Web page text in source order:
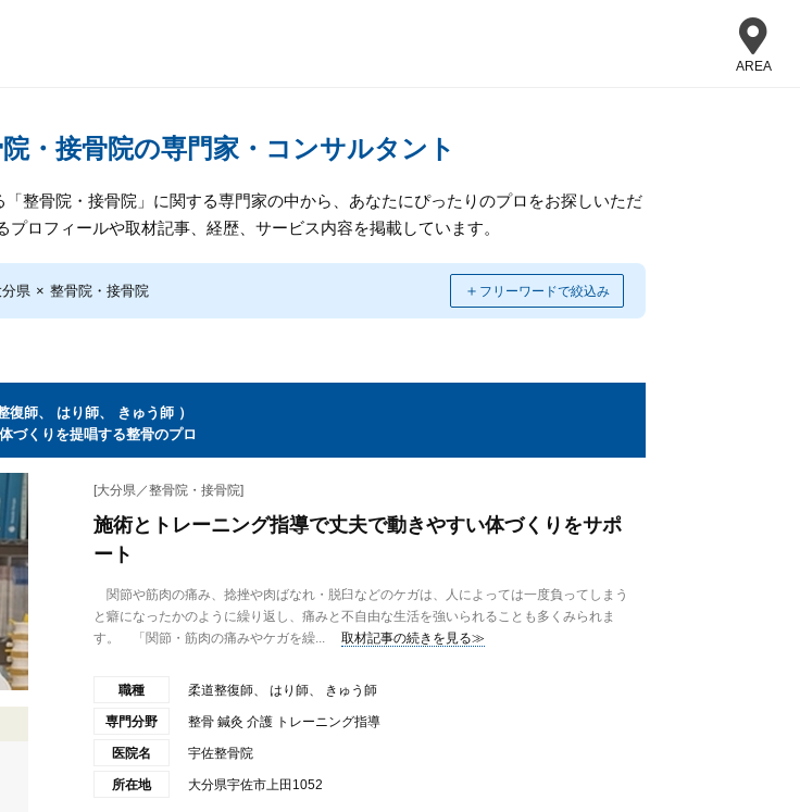
AREA
・接骨院の専門家・コンサルタント
「整骨院・接骨院」に関する専門家の中から、あなたにぴったりのプロをお探しいただ
プロフィールや取材記事、経歴、サービス内容を掲載しています。
分県 × 整骨院・接骨院 ＋ フリーワードで絞込み
復師、 はり師、 きゅう師 ）
づくりを提唱する整骨のプロ
[大分県／整骨院・接骨院]
施術とトレーニング指導で丈夫で動きやすい体づくりをサポ
ート
関節や筋肉の痛み、捻挫や肉ばなれ・脱臼などのケガは、人によっては一度負ってしまう
と癖になったかのように繰り返し、痛みと不自由な生活を強いられることも多くみられま
す。 「関節・筋肉の痛みやケガを繰...
取材記事の続きを見る≫
職種 柔道整復師、 はり師、 きゅう師
専門分野 整骨 鍼灸 介護 トレーニング指導
医院名 宇佐整骨院
所在地 大分県宇佐市上田1052